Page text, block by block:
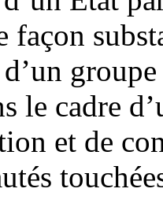
façon
le cadre
et de